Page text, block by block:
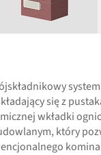
się z
wkładki
który